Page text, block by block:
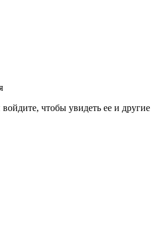
войдите, чтобы увидеть ее и другие